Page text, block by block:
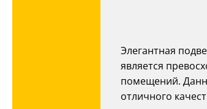
- бесплатная доставка
Элегантная
является
помещений.
отличного